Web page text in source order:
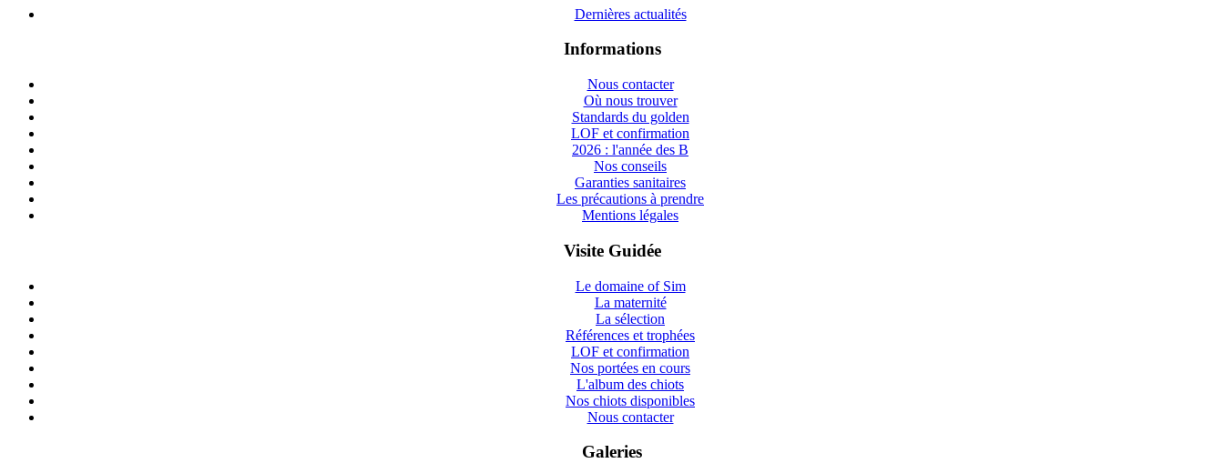
Dernières actualités
Informations
Nous contacter
Où nous trouver
Standards du golden
LOF et confirmation
2026 : l'année des B
Nos conseils
Garanties sanitaires
Les précautions à prendre
Mentions légales
Visite Guidée
Le domaine of Sim
La maternité
La sélection
Références et trophées
LOF et confirmation
Nos portées en cours
L'album des chiots
Nos chiots disponibles
Nous contacter
Galeries